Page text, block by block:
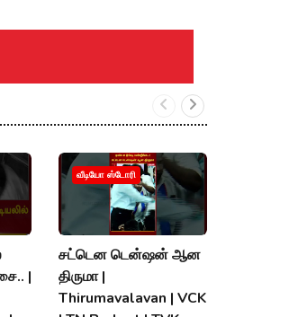
|
வீடியோ ஸ்டோரி
சட்டென டென்ஷன் ஆன
திருமா |
Thirumavalavan | VCK